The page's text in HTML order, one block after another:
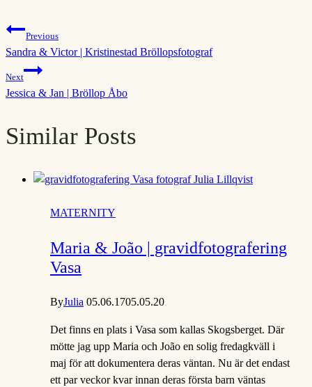
Post
navigation
Previous
Sandra & Victor | Kristinestad Bröllopsfotograf
Next
Jessica & Jan | Bröllop Åbo
Similar Posts
MATERNITY
Maria & João | gravidfotografering
Vasa
ByJulia 05.06.1705.05.20
Det finns en plats i Vasa som kallas Skogsberget. Där
mötte jag upp Maria och João en solig fredagkväll i
maj för att dokumentera deras väntan. Nu är det endast
ett par veckor kvar innan deras första barn väntas